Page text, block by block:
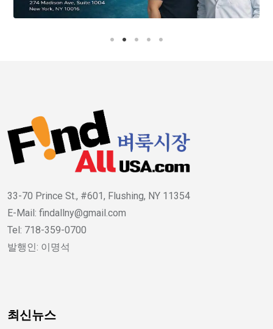
33-70 Prince St., #601, Flushing, NY 11354
E-Mail: findallny@gmail.com
Tel: 718-359-0700
발행인: 이명석
최신뉴스